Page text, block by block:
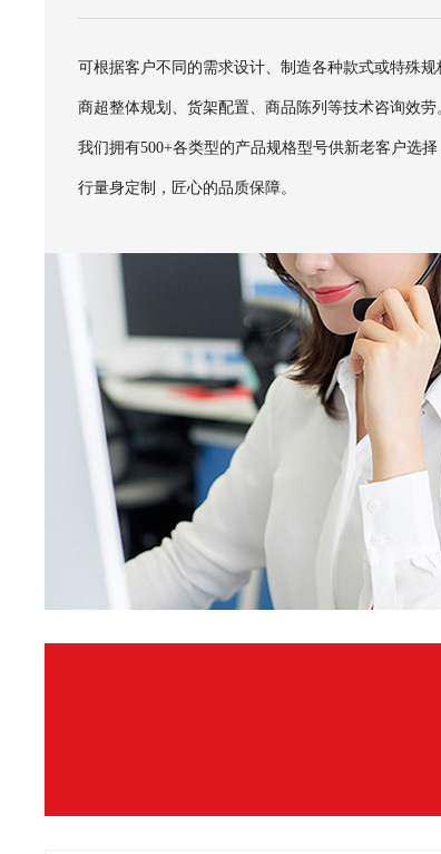
可根据客户不同的需求设计、制造各种款式或特殊
商超整体规划、货架配置、商品陈列等技术咨询效劳
我们拥有500+各类型的产品规格型号供新老客户选
行量身定制，匠心的品质保障。